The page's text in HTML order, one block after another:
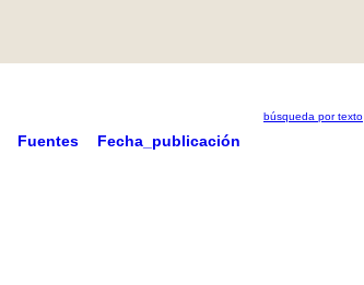
búsqueda por texto
Fuentes Fecha_publicación